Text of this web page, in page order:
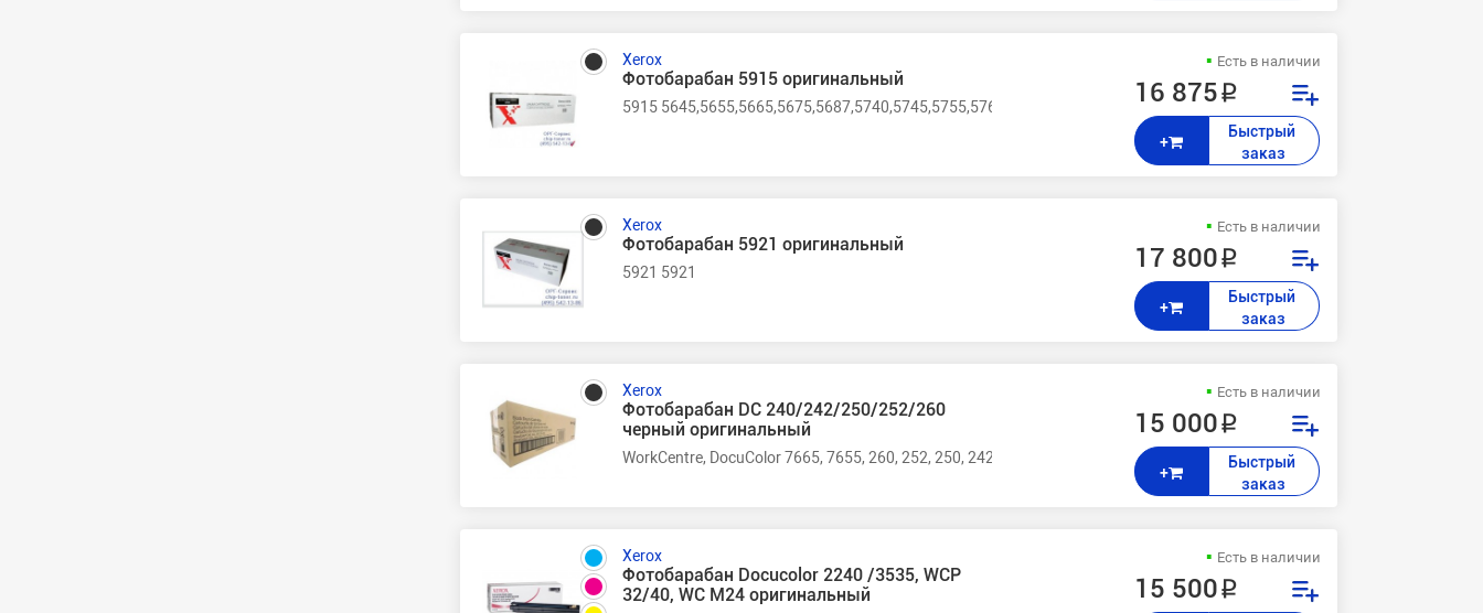
Xerox
Фотобарабан 5915 оригинальный
5915 5645,5655,5665,5675,5687,5740,5745,5755,5765,5775,5790,5845,5855, 232,238,245,255, 265,275
Есть в наличии
16 875 ₽
+
Быстрый
заказ
Xerox
Фотобарабан 5921 оригинальный
5921 5921
Есть в наличии
17 800 ₽
+
Быстрый
заказ
Xerox
Фотобарабан DC 240/242/250/252/260
черный оригинальный
WorkCentre, DocuColor 7665, 7655, 260, 252, 250, 242, 240
Есть в наличии
15 000 ₽
+
Быстрый
заказ
Xerox
Фотобарабан Docucolor 2240 /3535, WCP
32/40, WC M24 оригинальный
Есть в наличии
15 500 ₽